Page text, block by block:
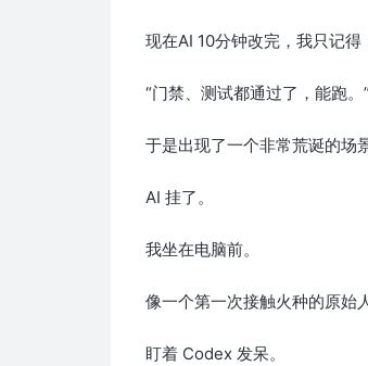
现在AI 10分钟改完，我只记得
“门禁、测试都通过了，能跑。”
于是出现了一个非常荒诞的场
AI 挂了。
我坐在电脑前。
像一个第一次接触火种的原始人
盯着 Codex 发呆。